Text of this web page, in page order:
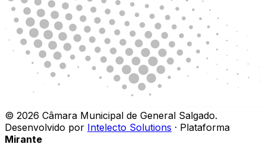
© 2026 Câmara Municipal de General Salgado.
Desenvolvido por Intelecto Solutions · Plataforma
Mirante